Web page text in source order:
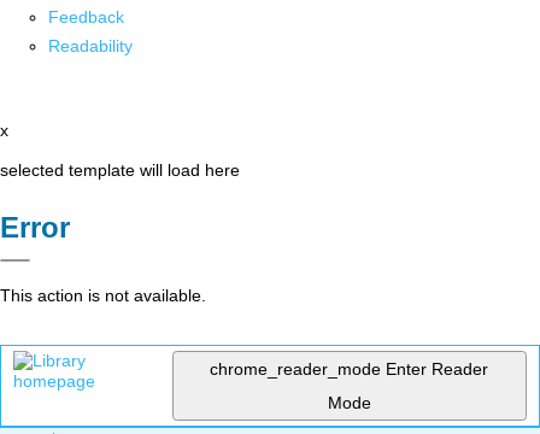
Feedback
Readability
x
selected template will load here
Error
This action is not available.
chrome_reader_mode Enter Reader
Mode